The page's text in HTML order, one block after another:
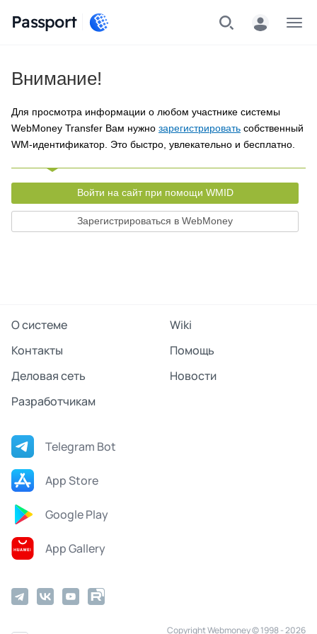
Passport
Внимание!
Для просмотра информации о любом участнике системы
WebMoney Transfer Вам нужно зарегистрировать собственный
WM-идентификатор. Это быстро, увлекательно и бесплатно.
Войти на сайт при помощи WMID
Зарегистрироваться в WebMoney
О системе
Wiki
Контакты
Помощь
Деловая сеть
Новости
Разработчикам
Telegram Bot
App Store
Google Play
App Gallery
Copyright Webmoney © 1998 - 2026